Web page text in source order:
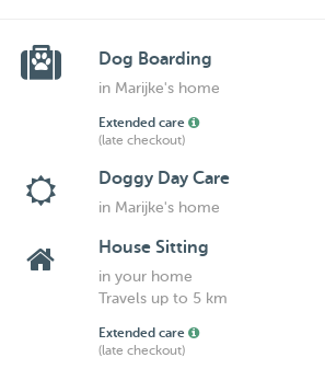
Dog Boarding
in Marijke's home
Extended care
(late checkout)
Doggy Day Care
in Marijke's home
House Sitting
in your home
Travels up to 5 km
Extended care
(late checkout)